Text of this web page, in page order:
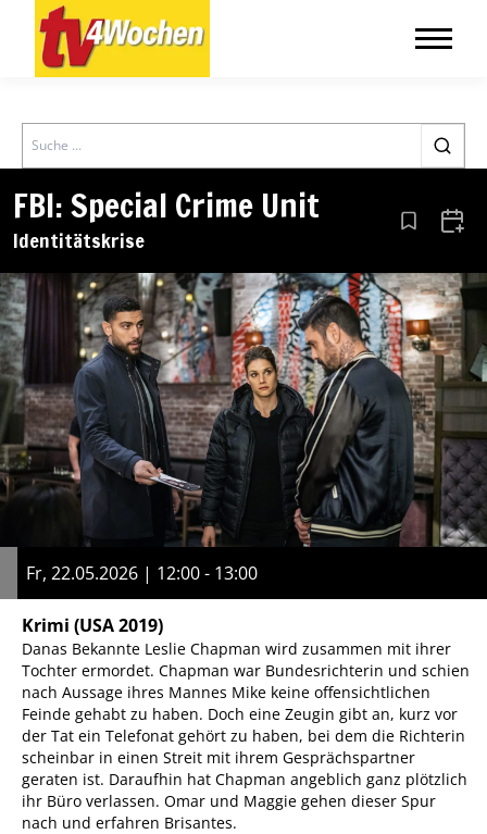
Search
FBI: Special Crime Unit
Identitätskrise Aus den
Fr, 22.05.2026 | 12:00 - 13:00
Krimi (USA 2019)
Danas Bekannte Leslie Chapman wird zusammen mit ihrer
Tochter ermordet. Chapman war Bundesrichterin und schien
nach Aussage ihres Mannes Mike keine offensichtlichen
Feinde gehabt zu haben. Doch eine Zeugin gibt an, kurz vor
der Tat ein Telefonat gehört zu haben, bei dem die Richterin
scheinbar in einen Streit mit ihrem Gesprächspartner
geraten ist. Daraufhin hat Chapman angeblich ganz plötzlich
ihr Büro verlassen. Omar und Maggie gehen dieser Spur
nach und erfahren Brisantes.